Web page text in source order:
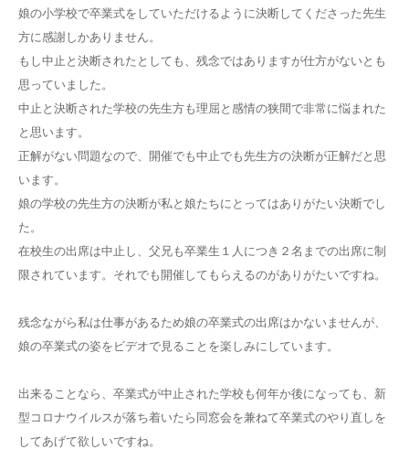
娘の小学校で卒業式をしていただけるように決断してくださった先生
方に感謝しかありません。
もし中止と決断されたとしても、残念ではありますが仕方がないとも
思っていました。
中止と決断された学校の先生方も理屈と感情の狭間で非常に悩まれた
と思います。
正解がない問題なので、開催でも中止でも先生方の決断が正解だと思
います。
娘の学校の先生方の決断が私と娘たちにとってはありがたい決断でし
た。
在校生の出席は中止し、父兄も卒業生１人につき２名までの出席に制
限されています。それでも開催してもらえるのがありがたいですね。
残念ながら私は仕事があるため娘の卒業式の出席はかないませんが、
娘の卒業式の姿をビデオで見ることを楽しみにしています。
出来ることなら、卒業式が中止された学校も何年か後になっても、新
型コロナウイルスが落ち着いたら同窓会を兼ねて卒業式のやり直しを
してあげて欲しいですね。